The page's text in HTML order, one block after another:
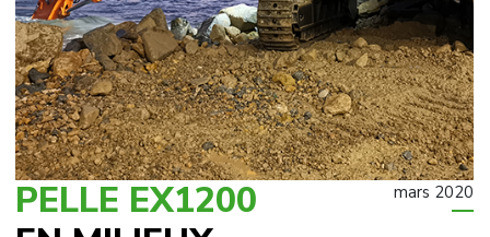
mars 2020
PELLE EX1200